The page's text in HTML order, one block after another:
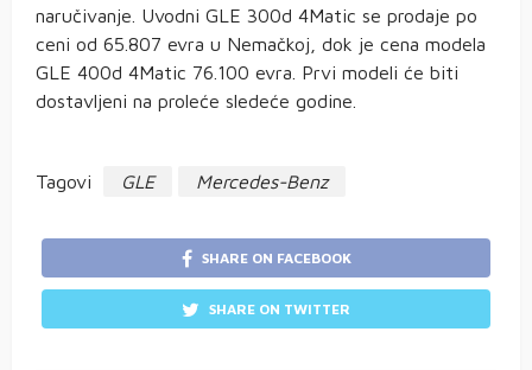
naručivanje. Uvodni GLE 300d 4Matic se prodaje po
ceni od 65.807 evra u Nemačkoj, dok je cena modela
GLE 400d 4Matic 76.100 evra. Prvi modeli će biti
dostavljeni na proleće sledeće godine.
Tagovi GLE Mercedes-Benz
SHARE ON FACEBOOK
SHARE ON TWITTER